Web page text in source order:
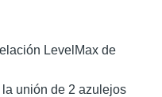
LevelMax de
unión de 2 azulejos